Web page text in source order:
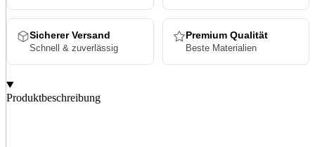
Sicherer Versand
Schnell & zuverlässig
Premium Qualität
Beste Materialien
Produktbeschreibung